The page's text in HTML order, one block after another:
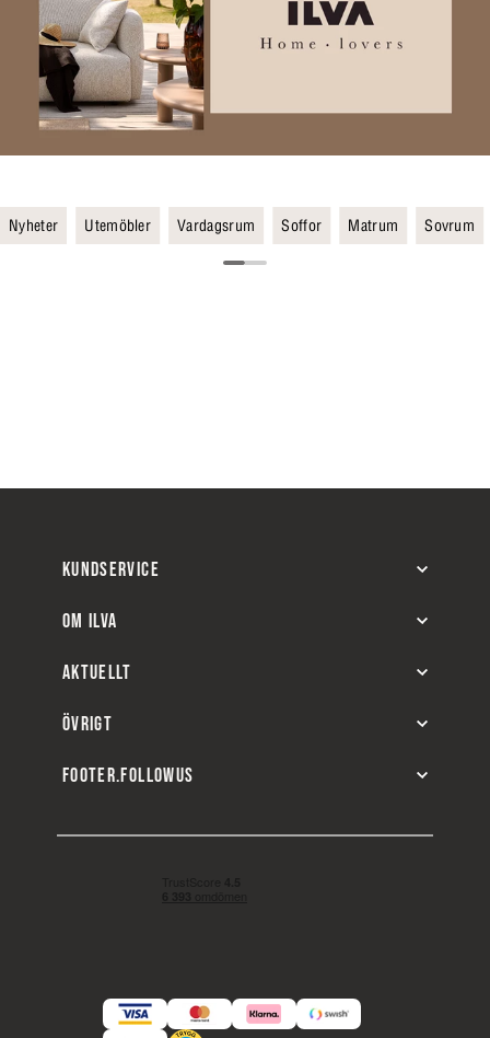
Nyheter Utemöbler Vardagsrum Soffor Matrum Sovrum
KUNDSERVICE
OM ILVA
AKTUELLT
ÖVRIGT
FOOTER.FOLLOWUS